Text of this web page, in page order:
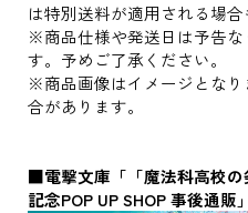
は特別送料が適用される場合
※商品仕様や発送日は予告
す。予めご了承ください。
※商品画像はイメージとな
合があります。
■電撃文庫「「魔法科高校
記念POP UP SHOP 事後通販